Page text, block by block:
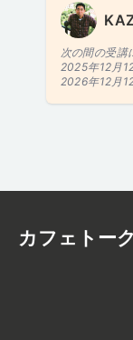
次の間の受講
2025年12月
2026年12月
カフェトーク